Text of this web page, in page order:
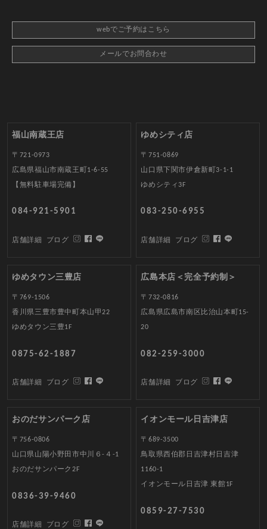
webでご予約はこちら
メールでお問合わせ
福山南蔵王店
〒721-0973
広島県福山市南蔵王町1-6-55
【無料駐車場完備】
084-921-5901
店舗詳細 ブログ
ゆめシティ店
〒751-0869
山口県下関市伊倉新町3-1-1
ゆめシティ3F
083-250-6955
店舗詳細 ブログ
ゆめタウン三豊店
〒769-1506
香川県三豊市豊中町本山甲22
ゆめタウン三豊1F
0875-62-1887
店舗詳細 ブログ
広島本店＜完全予約制＞
〒732-0816
広島県広島市南区比治山本町15-
20
082-259-3000
店舗詳細 ブログ
おのだサンパーク店
〒756-0806
山口県山陽小野田市中川６-４-1
おのだサンパーク2F
0836-39-9460
店舗詳細 ブログ
イオンモール日吉津店
〒689-3500
鳥取県西伯郡日吉津村日吉津
1160-1
イオンモール日吉津 東館1F
0859-27-7530